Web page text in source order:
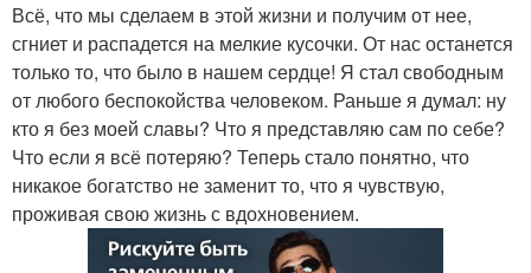
Всё, что мы сделаем в этой жизни и получим от нее,
сгниет и распадется на мелкие кусочки. От нас останется
только то, что было в нашем сердце! Я стал свободным
от любого беспокойства человеком. Раньше я думал: ну
кто я без моей славы? Что я представляю сам по себе?
Что если я всё потеряю? Теперь стало понятно, что
никакое богатство не заменит то, что я чувствую,
проживая свою жизнь с вдохновением.